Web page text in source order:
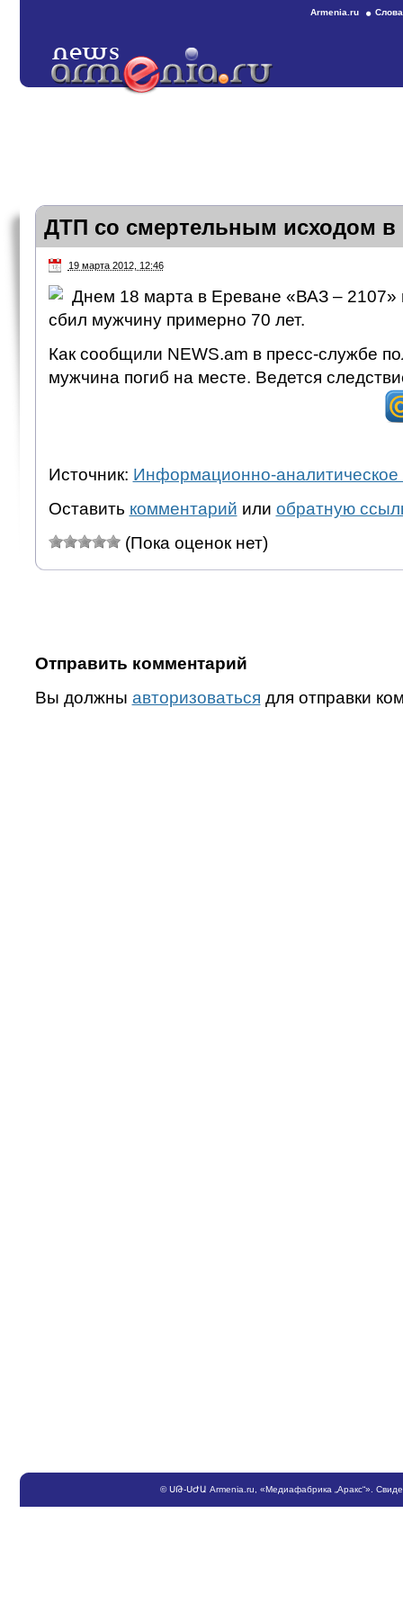
Armenia.ru
ДТП со смертельным исходом в
19 марта 2012, 12:46
Днем 18 марта в Ереване «ВАЗ – 2107»
сбил мужчину примерно 70 лет.
Как сообщили NEWS.am в пресс-службе
мужчина погиб на месте. Ведется
Источник: Информационно-аналитическое
Оставить комментарий или обратную
(Пока оценок нет)
Отправить комментарий
Вы должны авторизоваться для отправки
©ՍԹ-ՍԺԱ Armenia.ru , «Медиафабрика „Аракс“».